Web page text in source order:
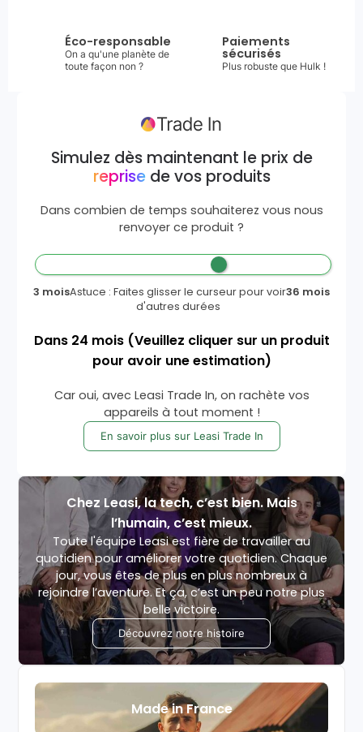
Éco-responsable
On a qu'une planète de
toute façon non ?
Paiements
sécurisés
Plus robuste que Hulk !
Simulez dès maintenant le prix de
reprisede vos produits
Dans combien de temps souhaiterez vous nous
renvoyer ce produit ?
3 moisAstuce : Faites glisser le curseur pour voir
d'autres durées
36 mois
Dans 24 mois (Veuillez cliquer sur un produit
pour avoir une estimation)
Car oui, avec Leasi Trade In, on rachète vos
appareils à tout moment !
En savoir plus sur Leasi Trade In
Chez Leasi, la tech, c’est bien. Mais
l’humain, c’est mieux.
Toute l'équipe Leasi est fière de travailler au
quotidien pour améliorer votre quotidien. Chaque
jour, vous êtes de plus en plus nombreux à
rejoindre l’aventure. Et ça, c’est un peu notre plus
belle victoire.
Découvrez notre histoire
Made in France